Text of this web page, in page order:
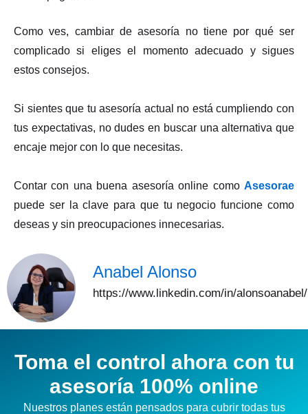
Como ves, cambiar de asesoría no tiene por qué ser
complicado si eliges el momento adecuado y sigues
estos consejos.
Si sientes que tu asesoría actual no está cumpliendo con
tus expectativas, no dudes en buscar una alternativa que
encaje mejor con lo que necesitas.
Contar con una buena asesoría online como Asesorae
puede ser la clave para que tu negocio funcione como
deseas y sin preocupaciones innecesarias.
Anabel Alonso
https://www.linkedin.com/in/alonsoanabel/
Toma el control ahora con tu
asesoría 100% online
Nuestros planes están pensados para cubrir todas tus